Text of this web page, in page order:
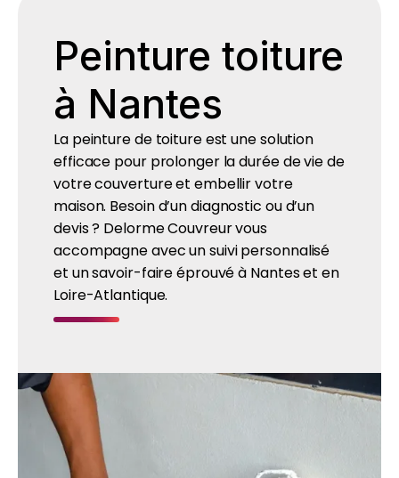
Peinture toiture
à Nantes
La peinture de toiture est une solution
efficace pour prolonger la durée de vie de
votre couverture et embellir votre
maison. Besoin d’un diagnostic ou d’un
devis ? Delorme Couvreur vous
accompagne avec un suivi personnalisé
et un savoir-faire éprouvé à Nantes et en
Loire-Atlantique.